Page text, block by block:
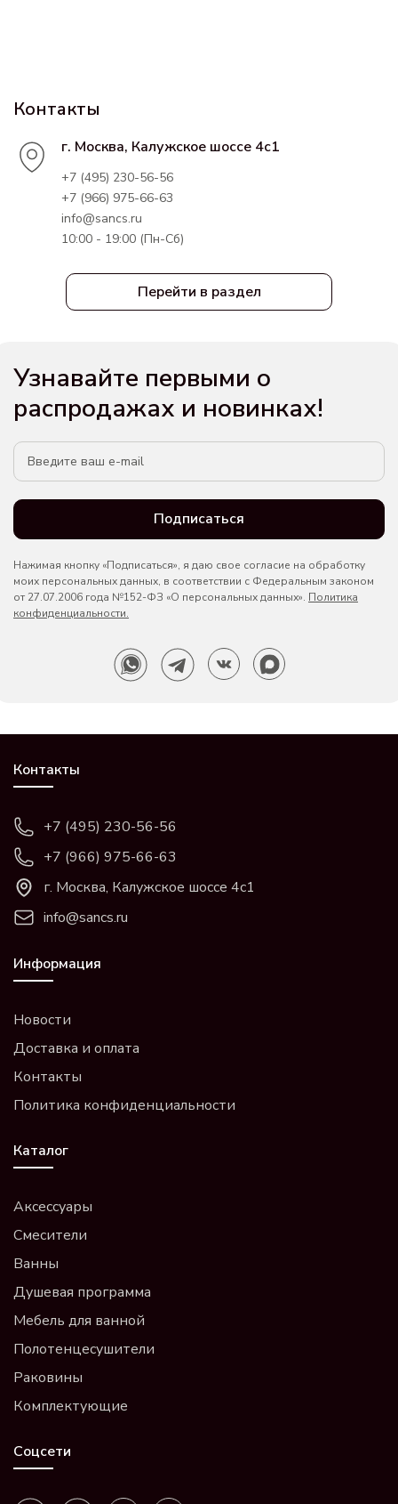
Перейти в раздел
Контакты
г. Москва, Калужское шоссе 4с1
+7 (495) 230-56-56
+7 (966) 975-66-63
info@sancs.ru
10:00 - 19:00 (Пн-Сб)
Узнавайте первыми о
распродажах и новинках!
Подписаться
Нажимая кнопку «Подписаться», я даю свое согласие на обработку
моих персональных данных, в соответствии с Федеральным законом
от 27.07.2006 года №152-ФЗ «О персональных данных». Политика
конфиденциальности.
Контакты
+7 (495) 230-56-56
+7 (966) 975-66-63
г. Москва, Калужское шоссе 4с1
info@sancs.ru
Информация
Новости
Доставка и оплата
Контакты
Политика конфиденциальности
Каталог
Аксессуары
Смесители
Ванны
Душевая программа
Мебель для ванной
Полотенцесушители
Раковины
Комплектующие
Соцсети